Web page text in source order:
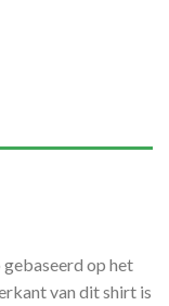
op het
van dit shirt is